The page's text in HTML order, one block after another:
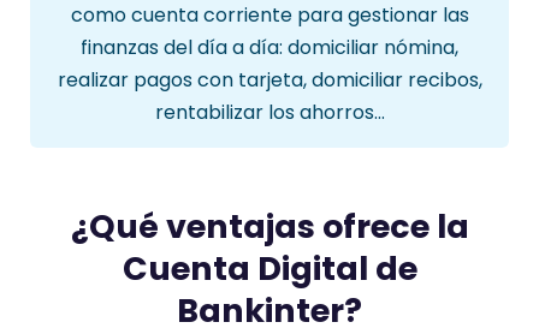
como cuenta corriente para gestionar las
finanzas del día a día: domiciliar nómina,
realizar pagos con tarjeta, domiciliar recibos,
rentabilizar los ahorros…
¿Qué ventajas ofrece la
Cuenta Digital de
Bankinter?